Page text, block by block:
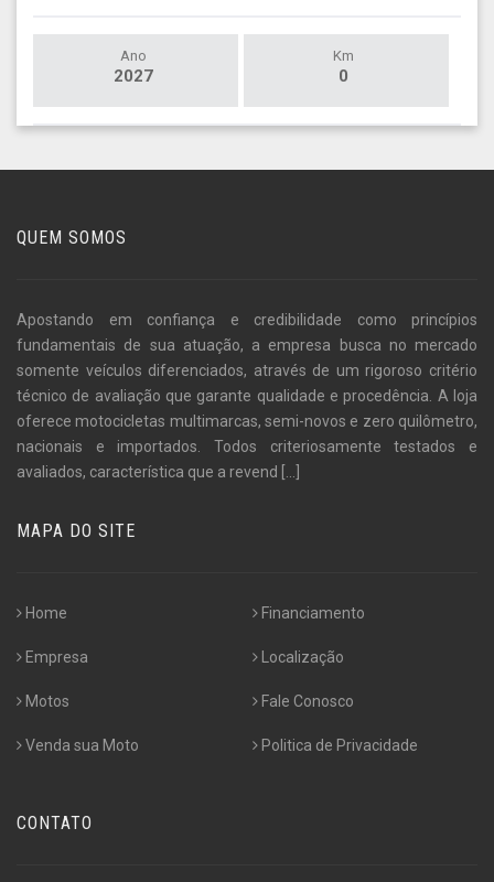
Ano
2027
Km
0
QUEM SOMOS
Apostando em confiança e credibilidade como princípios
fundamentais de sua atuação, a empresa busca no mercado
somente veículos diferenciados, através de um rigoroso critério
técnico de avaliação que garante qualidade e procedência. A loja
oferece motocicletas multimarcas, semi-novos e zero quilômetro,
nacionais e importados. Todos criteriosamente testados e
avaliados, característica que a revend [...]
MAPA DO SITE
Home
Empresa
Motos
Venda sua Moto
Financiamento
Localização
Fale Conosco
Politica de Privacidade
CONTATO